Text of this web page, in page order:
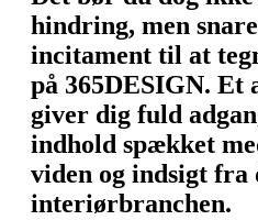
hindring, men
incitament til at
på 365DESIGN. Et
giver dig fuld
indhold spækket
viden og indsigt fra
interiørbranchen.